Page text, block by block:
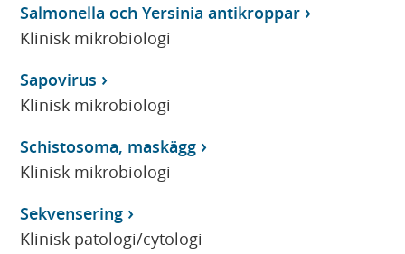
Salmonella och Yersinia antikroppar
Klinisk mikrobiologi
Sapovirus
Klinisk mikrobiologi
Schistosoma, maskägg
Klinisk mikrobiologi
Sekvensering
Klinisk patologi/cytologi